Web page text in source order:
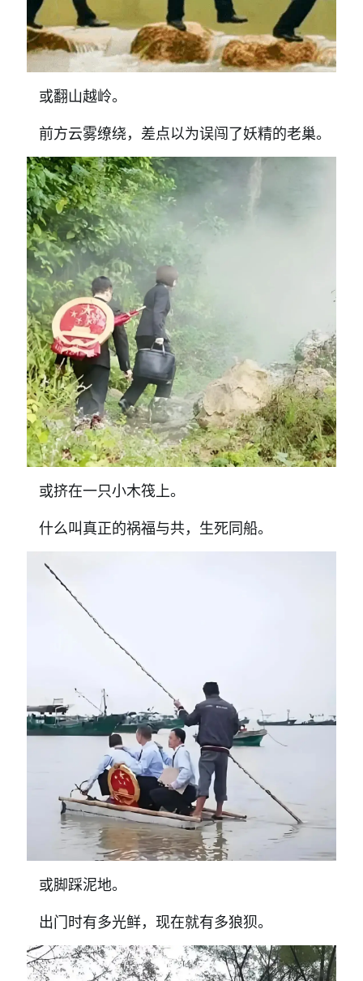
或翻山越岭。
前方云雾缭绕，差点以为误闯了妖精的老巢。
或挤在一只小木筏上。
什么叫真正的祸福与共，生死同船。
或脚踩泥地。
出门时有多光鲜，现在就有多狼狈。